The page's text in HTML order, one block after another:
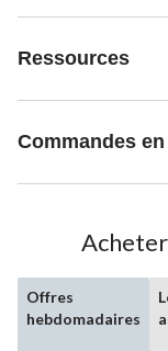
Ressources
Commandes
Offres
hebdomadaires